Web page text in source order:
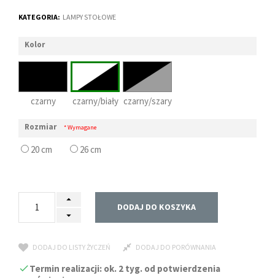
KATEGORIA: LAMPY STOŁOWE
Kolor
czarny czarny/biały czarny/szary
Rozmiar * Wymagane
20 cm 26 cm
DODAJ DO KOSZYKA
DODAJ DO LISTY ŻYCZEŃ DODAJ DO PORÓWNANIA
Termin realizacji: ok. 2 tyg. od potwierdzenia